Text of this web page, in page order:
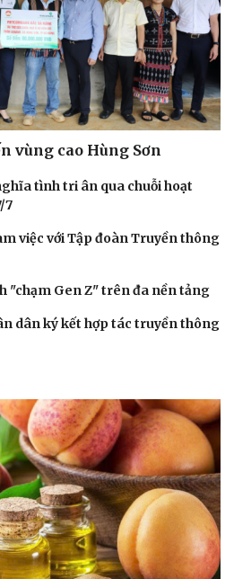
vùng cao Hùng Sơn
tình tri ân qua chuỗi hoạt
7
việc với Tập đoàn Truyền thông
"chạm Gen Z" trên đa nền tảng
dân ký kết hợp tác truyền thông